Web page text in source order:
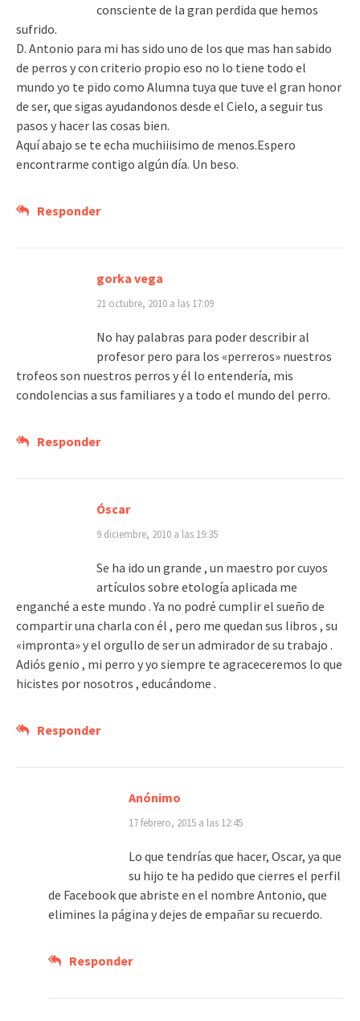
consciente de la gran perdida que hemos
sufrido.
D. Antonio para mi has sido uno de los que mas han sabido
de perros y con criterio propio eso no lo tiene todo el
mundo yo te pido como Alumna tuya que tuve el gran honor
de ser, que sigas ayudandonos desde el Cielo, a seguir tus
pasos y hacer las cosas bien.
Aquí abajo se te echa muchiiisimo de menos.Espero
encontrarme contigo algún día. Un beso.
Responder
gorka vega
21 octubre, 2010 a las 17:09
No hay palabras para poder describir al
profesor pero para los «perreros» nuestros
trofeos son nuestros perros y él lo entendería, mis
condolencias a sus familiares y a todo el mundo del perro.
Responder
Óscar
9 diciembre, 2010 a las 19:35
Se ha ido un grande , un maestro por cuyos
artículos sobre etología aplicada me
enganché a este mundo . Ya no podré cumplir el sueño de
compartir una charla con él , pero me quedan sus libros , su
«impronta» y el orgullo de ser un admirador de su trabajo .
Adiós genio , mi perro y yo siempre te agraceceremos lo que
hicistes por nosotros , educándome .
Responder
Anónimo
17 febrero, 2015 a las 12:45
Lo que tendrías que hacer, Oscar, ya que
su hijo te ha pedido que cierres el perfil
de Facebook que abriste en el nombre Antonio, que
elimines la página y dejes de empañar su recuerdo.
Responder